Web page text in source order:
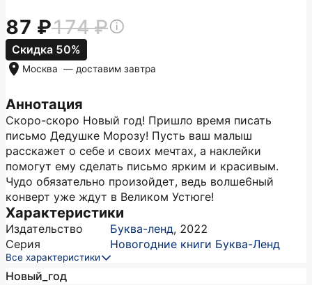
Аннотация
Скоро-скоро Новый год! Пришло время писать
письмо Дедушке Морозу! Пусть ваш малыш
расскажет о себе и своих мечтах, а наклейки
помогут ему сделать письмо ярким и красивым.
Чудо обязательно произойдет, ведь волше6ный
конверт уже ждут в Великом Устюге!
Характеристики
Издательство Буква-ленд, 2022
Серия
Новогодние книги Буква-Ленд
Все характеристики
Новый_год
87 174
Скидка 50%
Москва — доставим завтра